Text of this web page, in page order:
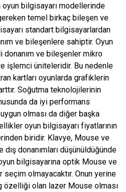
bilgisayarı modellerinde
temel birkaç bileşen ve
standart bilgisayarlardan
ve bileşenlere sahiptir. Oyun
donanım ve bileşenler mikro
işlemci üniteleridir. Bu nedenle
kartları oyunlarda grafiklerin
Soğutma teknolojilerinin
da iyi performans
olması da diğer başka
oyun bilgisayarı fiyatlarının
biridir. Klavye, Mouse ve
donanımları düşünüldüğünde
bilgisayarına optik Mouse ve
olmayacaktır. Onun yerine
özelliği olan lazer Mouse olması